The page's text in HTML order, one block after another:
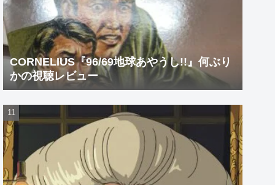
CORNELIUS『96/69地球あやうし!!』何ぶり
かの視聴レビュー